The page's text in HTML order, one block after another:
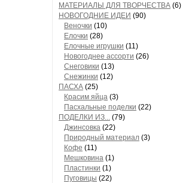
МАТЕРИАЛЫ ДЛЯ ТВОРЧЕСТВА (6)
НОВОГОДНИЕ ИДЕИ (90)
Веночки (10)
Елочки (28)
Елочные игрушки (11)
Новогоднее ассорти (26)
Снеговики (13)
Снежинки (12)
ПАСХА (25)
Красим яйца (3)
Пасхальные поделки (22)
ПОДЕЛКИ ИЗ... (79)
Джинсовка (22)
Природный материал (3)
Кофе (11)
Мешковина (1)
Пластинки (1)
Пуговицы (22)